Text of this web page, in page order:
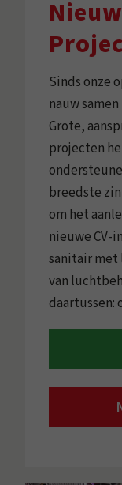
Sinds onze
nauw
Grote,
projecten
breedste
om het
nieuwe CV-
sanitair
van
daartussen: